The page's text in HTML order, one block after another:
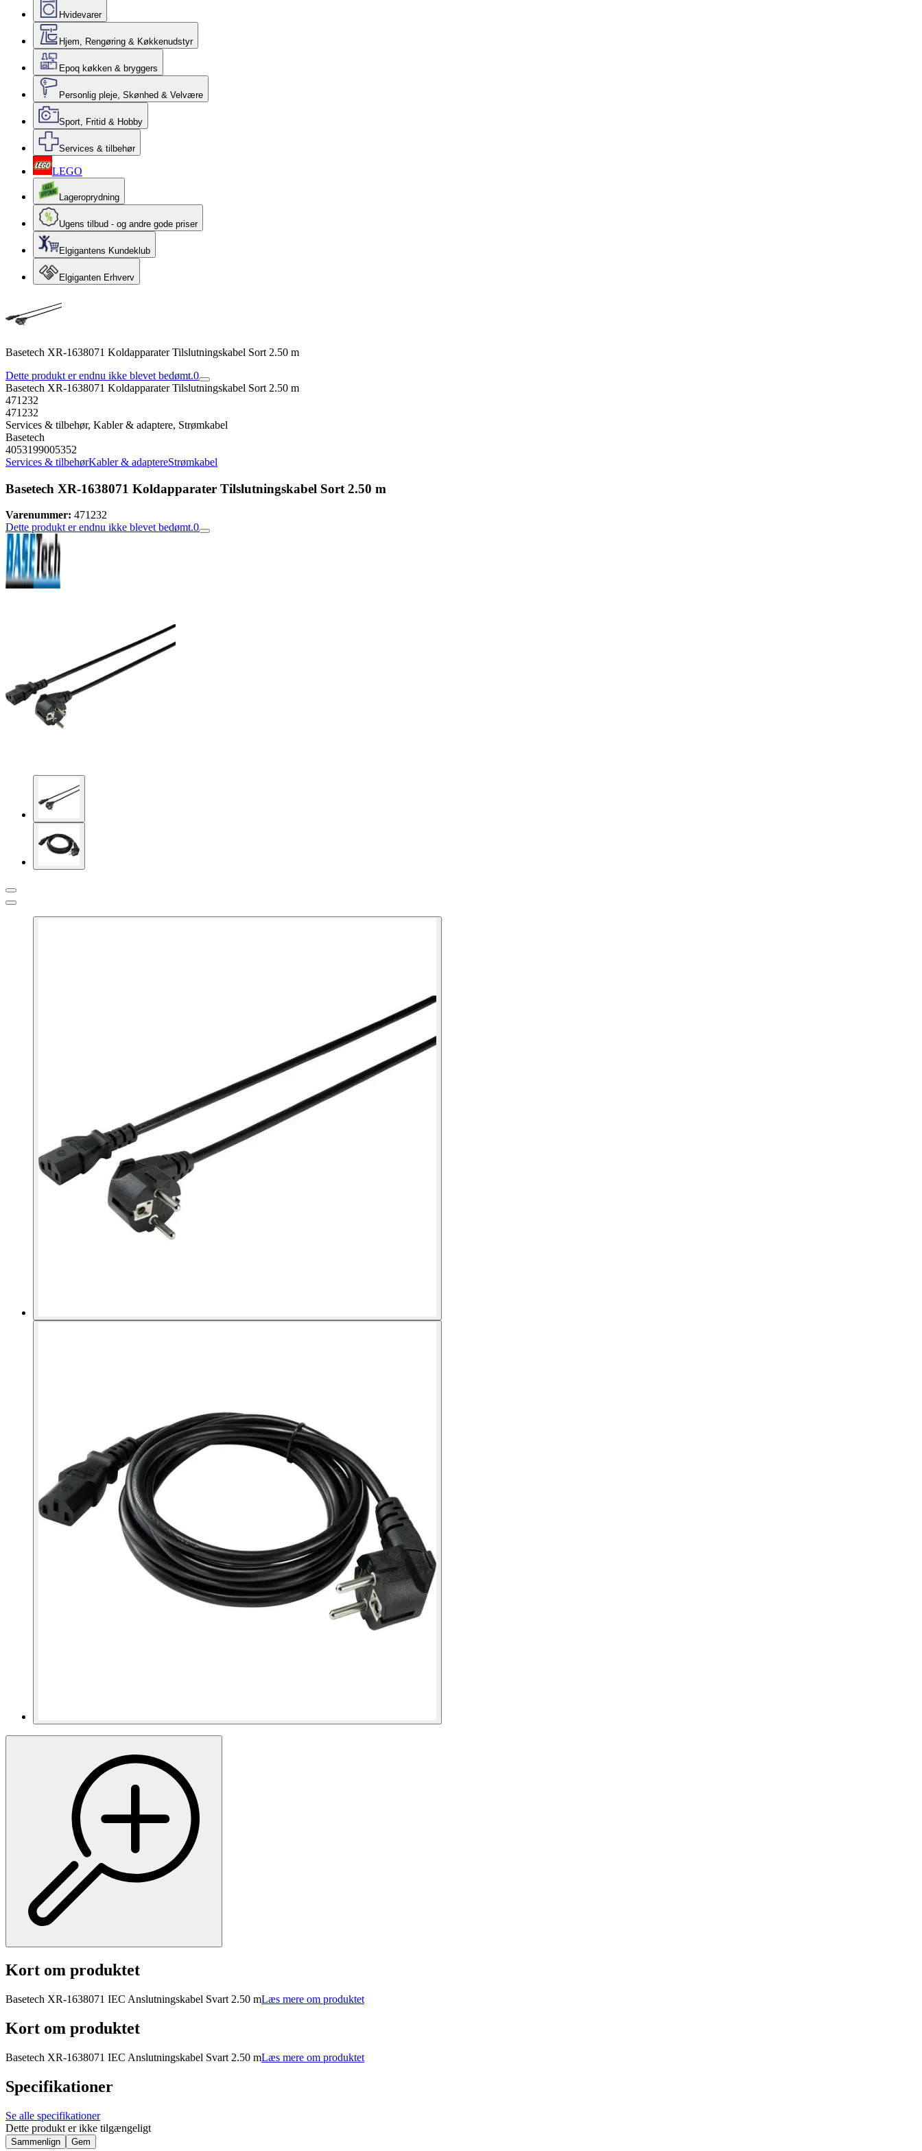
Hvidevarer
Hjem, Rengøring & Køkkenudstyr
Epoq køkken & bryggers
Personlig pleje, Skønhed & Velvære
Sport, Fritid & Hobby
Services & tilbehør
LEGO
Lageroprydning
Ugens tilbud - og andre gode priser
Elgigantens Kundeklub
Elgiganten Erhverv
Basetech XR-1638071 Koldapparater Tilslutningskabel Sort 2.50 m
Dette produkt er endnu ikke blevet bedømt.0
Basetech XR-1638071 Koldapparater Tilslutningskabel Sort 2.50 m
471232
471232
Services & tilbehør, Kabler & adaptere, Strømkabel
Basetech
4053199005352
Services & tilbehørKabler & adaptereStrømkabel
Basetech XR-1638071 Koldapparater Tilslutningskabel Sort 2.50 m
Varenummer: 471232
Dette produkt er endnu ikke blevet bedømt.0
Kort om produktet
Basetech XR-1638071 IEC Anslutningskabel Svart 2.50 mLæs mere om produktet
Kort om produktet
Basetech XR-1638071 IEC Anslutningskabel Svart 2.50 mLæs mere om produktet
Specifikationer
Se alle specifikationer
Dette produkt er ikke tilgængeligt
Sammenlign Gem